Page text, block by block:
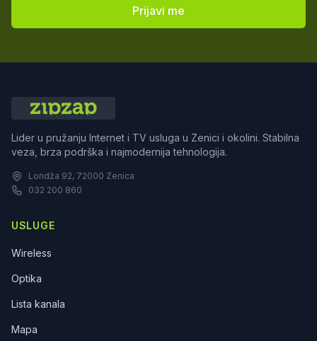
Prijavi me
Lider u pružanju Internet i TV usluga u Zenici i okolini. Stabilna
veza, brza podrška i najmodernija tehnologija.
Londža 92, 72000 Zenica
032 200 860
USLUGE
Wireless
Optika
Lista kanala
Mapa